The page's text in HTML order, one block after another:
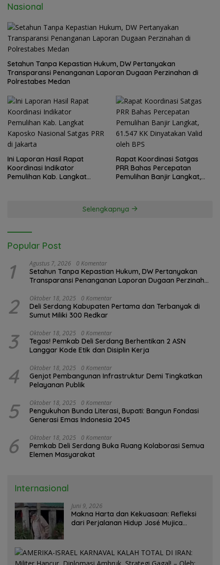
Nasional
Setahun Tanpa Kepastian Hukum, DW Pertanyakan
Transparansi Penanganan Laporan Dugaan Perzinahan di
Polrestabes Medan
Ini Laporan Hasil Rapat
Koordinasi Indikator
Pemulihan Kab. Langkat
Rapat Koordinasi Satgas
PRR Bahas Percepatan
Pemulihan Banjir Langkat,
Selengkapnya
Popular Post
1 Agustus 7, 2026 0 Komentar
Setahun Tanpa Kepastian Hukum, DW Pertanyakan
Transparansi Penanganan Laporan Dugaan Perzinahan
2 Oktober 18, 2025 0 Komentar
Deli Serdang Kabupaten Pertama dan Terbanyak di
Sumut Miliki 300 Redkar
3 Oktober 18, 2025 0 Komentar
Tegas! Pemkab Deli Serdang Berhentikan 2 ASN
Langgar Kode Etik dan Disiplin Kerja
4 Oktober 18, 2025 0 Komentar
Genjot Pembangunan Infrastruktur Demi Tingkatkan
Pelayanan Publik
5 Oktober 18, 2025 0 Komentar
Pengukuhan Bunda Literasi, Bupati: Bangun Fondasi
Generasi Emas Indonesia 2045
6 Oktober 18, 2025 0 Komentar
Pemkab Deli Serdang Buka Ruang Kolaborasi Semua
Elemen Masyarakat
Internasional
Juni 9, 2026
Makna Harta dan Kekuasaan: Refleksi
dari Perjalanan Hidup José Mujica
Rubrik: Opini & Kajian Sosial.